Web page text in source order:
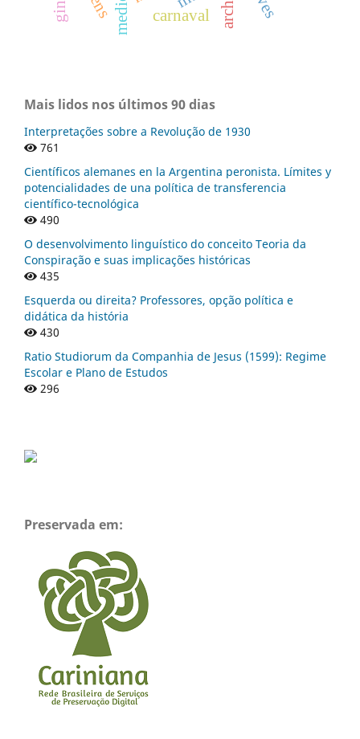
carnaval
Mais lidos nos últimos 90 dias
Interpretações sobre a Revolução de 1930
761
Científicos alemanes en la Argentina peronista. Límites y
potencialidades de una política de transferencia
científico-tecnológica
490
O desenvolvimento linguístico do conceito Teoria da
Conspiração e suas implicações históricas
435
Esquerda ou direita? Professores, opção política e
didática da história
430
Ratio Studiorum da Companhia de Jesus (1599): Regime
Escolar e Plano de Estudos
296
Preservada em: